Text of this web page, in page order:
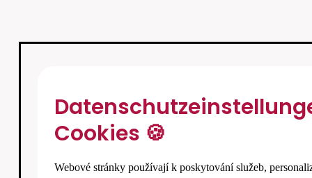
Cookies 🍪
Webové stránky používají k poskytování služeb,